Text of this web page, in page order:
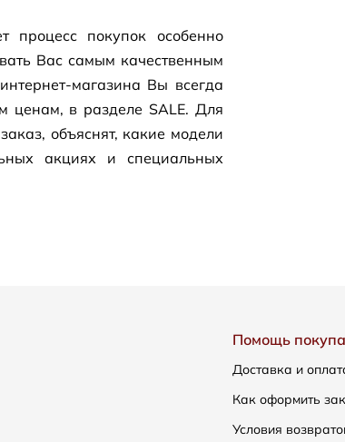
процесс покупок особенно
Вас самым качественным
интернет-магазина Вы всегда
ценам, в разделе SALE. Для
объяснят, какие модели
акциях и специальных
Помощь
Доставка и
Как оформить
Условия